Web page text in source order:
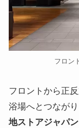
フロン
フロントから正
浴場へとつなが
地ストアジャパン